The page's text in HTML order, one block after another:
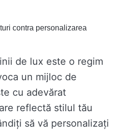
contra personalizarea
de lux este o regim
un mijloc de
cu adevărat
reflectă stilul tău
să vă personalizați